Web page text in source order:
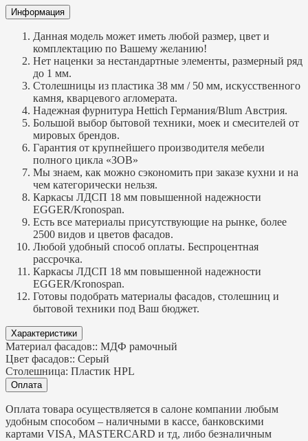
Информация
Данная модель может иметь любой размер, цвет и
комплектацию по Вашему желанию!
Нет наценки за нестандартные элементы, размерный ряд
до 1 мм.
Столешницы из пластика 38 мм / 50 мм, искусcтвенного
камня, кварцевого агломерата.
Надежная фурнитура Hettich Германия/Blum Австрия.
Большой выбор бытовой техники, моек и смесителей от
мировых брендов.
Гарантия от крупнейшего производителя мебели
полного цикла «ЗОВ»
Мы знаем, как можно сэкономить при заказе кухни и на
чем категорически нельзя.
Каркасы ЛДСП 18 мм повышенной надежности
EGGER/Kronospan.
Есть все материалы присутствующие на рынке, более
2500 видов и цветов фасадов.
Любой удобный способ оплаты. Беспроцентная
рассрочка.
Каркасы ЛДСП 18 мм повышенной надежности
EGGER/Kronospan.
Готовы подобрать материалы фасадов, столешниц и
бытовой техники под Ваш бюджет.
Характеристики
Материал фасадов:: МДФ рамочный
Цвет фасадов:: Серый
Столешница: Пластик HPL
Оплата
Оплата товара осуществляется в салоне компании любым
удобным способом – наличными в кассе, банковскими
картами VISA, MASTERCARD и тд, либо безналичным